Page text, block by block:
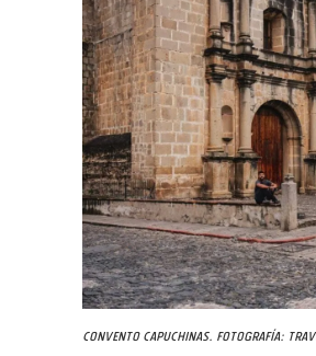
Convento Capuchinas. Fotografía: